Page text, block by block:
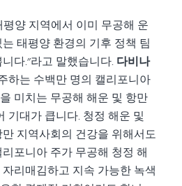
양 지역에서 이미 무공해 운
태평양 환경의 기후 정책 팀
다."라고 말했습니다. 다비나
하는 수백만 명의 캘리포니아
미치는 무공해 해운 및 항만
기대가 큽니다. 청정 해운 및
지역사회의 건강을 위해서도
포니아 주가 무공해 청정 해
리매김하고 지속 가능한 녹색